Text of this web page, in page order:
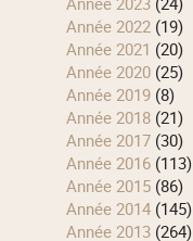
année 2022(19)
année 2021 (20)
année 2020(25)
année 2019(8)
année 2018(21)
année 2017(30)
année 2016(113)
année 2015(86)
année 2014(145)
année 2013(264)